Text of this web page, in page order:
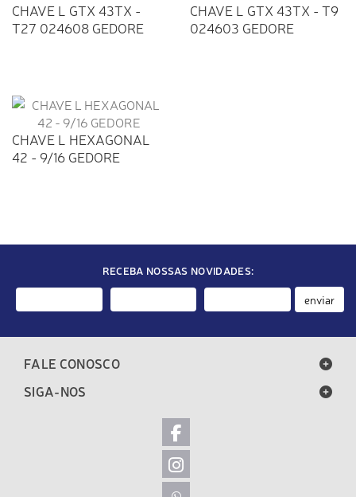
CHAVE L GTX 43TX -
T27 024608 GEDORE
CHAVE L GTX 43TX - T9
024603 GEDORE
CHAVE L HEXAGONAL
42 - 9/16 GEDORE
RECEBA NOSSAS NOVIDADES:
enviar
FALE CONOSCO
SIGA-NOS